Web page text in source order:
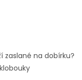
zaslané na dobírku?